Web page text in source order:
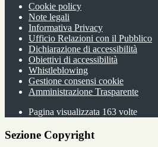
Cookie policy
Note legali
Informativa Privacy
Ufficio Relazioni con il Pubblico
Dichiarazione di accessibilità
Obiettivi di accessibilità
Whistleblowing
Gestione consensi cookie
Amministrazione Trasparente
Pagina visualizzata 163 volte
Sezione Copyright